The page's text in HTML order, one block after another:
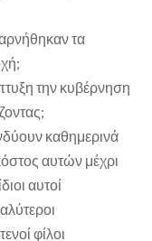
τα
την κυβέρνηση
καθημερινά
αυτών μέχρι
αυτοί
φίλοι